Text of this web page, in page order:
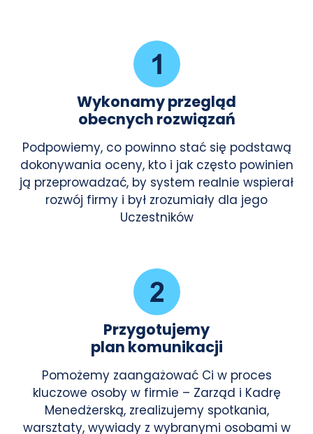
Wykonamy przegląd
obecnych rozwiązań
Podpowiemy, co powinno stać się podstawą
dokonywania oceny, kto i jak często powinien
ją przeprowadzać, by system realnie wspierał
rozwój firmy i był zrozumiały dla jego
Uczestników
Przygotujemy
plan komunikacji
Pomożemy zaangażować Ci w proces
kluczowe osoby w firmie – Zarząd i Kadrę
Menedżerską, zrealizujemy spotkania,
warsztaty, wywiady z wybranymi osobami w